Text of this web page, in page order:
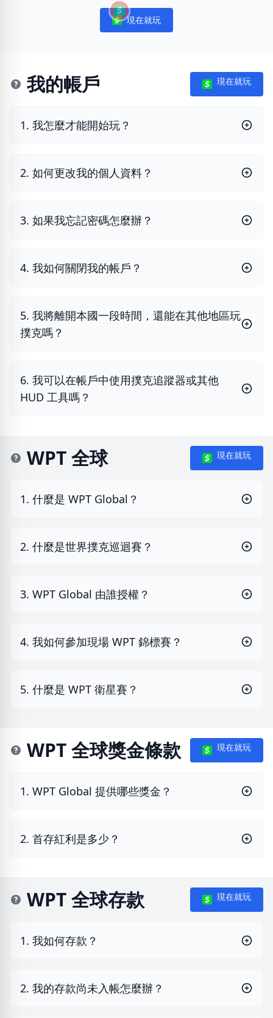
Notifications
現在就玩
我的帳戶 現在就玩
1. 我怎麼才能開始玩？
2. 如何更改我的個人資料？
3. 如果我忘記密碼怎麼辦？
4. 我如何關閉我的帳戶？
5. 我將離開本國一段時間，還能在其他地區玩
撲克嗎？
6. 我可以在帳戶中使用撲克追蹤器或其他
HUD 工具嗎？
WPT 全球 現在就玩
1. 什麼是 WPT Global？
2. 什麼是世界撲克巡迴賽？
3. WPT Global 由誰授權？
4. 我如何參加現場 WPT 錦標賽？
5. 什麼是 WPT 衛星賽？
WPT 全球獎金條款 現在就玩
1. WPT Global 提供哪些獎金？
2. 首存紅利是多少？
WPT 全球存款 現在就玩
1. 我如何存款？
2. 我的存款尚未入帳怎麼辦？